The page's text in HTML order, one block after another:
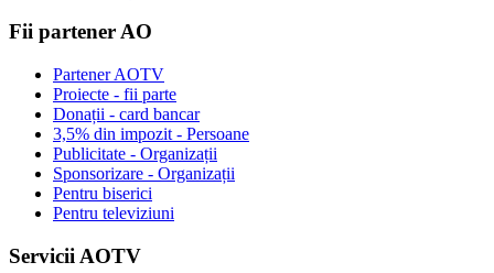
Fii partener AO
Partener AOTV
Proiecte - fii parte
Donații - card bancar
3,5% din impozit - Persoane
Publicitate - Organizații
Sponsorizare - Organizații
Pentru biserici
Pentru televiziuni
Servicii AOTV